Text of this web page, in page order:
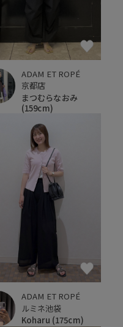
ADAM ET ROPÉ
京都店
まつむらなおみ
(159cm)
ADAM ET ROPÉ
ルミネ池袋
Koharu (175cm)